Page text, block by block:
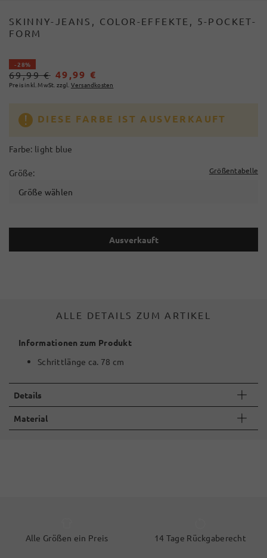
SKINNY-JEANS, COLOR-EFFEKTE, 5-POCKET-
FORM
- 28%
69,99 € 49,99 €
Preis inkl. MwSt. zzgl. Versandkosten
DIESE FARBE IST AUSVERKAUFT
Farbe: light blue
Größe: Größentabelle
Größe wählen
Ausverkauft
ALLE DETAILS ZUM ARTIKEL
Informationen zum Produkt
Schrittlänge ca. 78 cm
Details
Material
Alle Größen ein Preis 14 Tage Rückgaberecht